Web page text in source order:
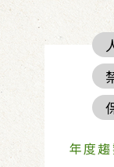
年度